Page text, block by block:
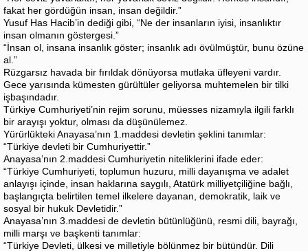
fakat her gördüğün insan, insan değildir.”
Yusuf Has Hacib’in dediği gibi, “Ne der insanların iyisi, insanlıktır
insan olmanın göstergesi.”
“İnsan ol, insana insanlık göster; insanlık adı övülmüştür, bunu özüne
al.”
Rüzgarsız havada bir fırıldak dönüyorsa mutlaka üfleyeni vardır.
Gece yarısında kümesten gürültüler geliyorsa muhtemelen bir tilki
işbaşındadır.
Türkiye Cumhuriyeti’nin rejim sorunu, müesses nizamıyla ilgili farklı
bir arayışı yoktur, olması da düşünülemez.
Yürürlükteki Anayasa’nın 1.maddesi devletin şeklini tanımlar:
“Türkiye devleti bir Cumhuriyettir.”
Anayasa’nın 2.maddesi Cumhuriyetin niteliklerini ifade eder:
“Türkiye Cumhuriyeti, toplumun huzuru, milli dayanışma ve adalet
anlayışı içinde, insan haklarına saygılı, Atatürk milliyetçiliğine bağlı,
başlangıçta belirtilen temel ilkelere dayanan, demokratik, laik ve
sosyal bir hukuk Devletidir.”
Anayasa’nın 3.maddesi de devletin bütünlüğünü, resmi dili, bayrağı,
milli marşı ve başkenti tanımlar:
“Türkiye Devleti, ülkesi ve milletiyle bölünmez bir bütündür. Dili